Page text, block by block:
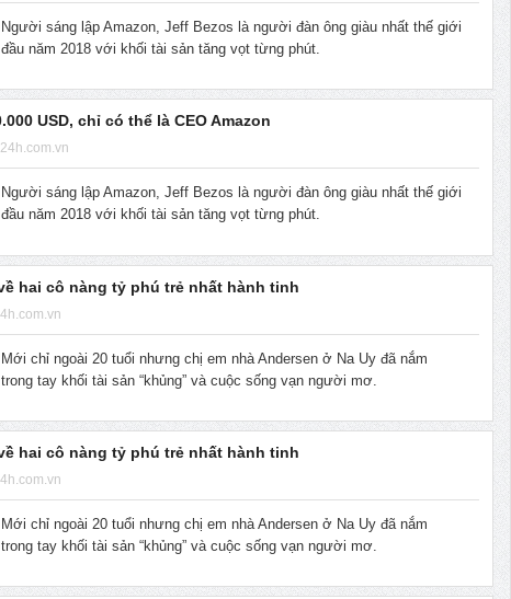
Người sáng lập Amazon, Jeff Bezos là người đàn ông giàu nhất thế giới
đầu năm 2018 với khối tài sản tăng vọt từng phút.
USD, chỉ có thể là CEO Amazon
Người sáng lập Amazon, Jeff Bezos là người đàn ông giàu nhất thế giới
đầu năm 2018 với khối tài sản tăng vọt từng phút.
hai cô nàng tỷ phú trẻ nhất hành tinh
Mới chỉ ngoài 20 tuổi nhưng chị em nhà Andersen ở Na Uy đã nắm
trong tay khối tài sản “khủng” và cuộc sống vạn người mơ.
hai cô nàng tỷ phú trẻ nhất hành tinh
Mới chỉ ngoài 20 tuổi nhưng chị em nhà Andersen ở Na Uy đã nắm
trong tay khối tài sản “khủng” và cuộc sống vạn người mơ.